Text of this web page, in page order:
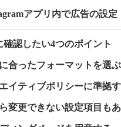
アプリ内で広告の設定
確認したい4つのポイント
合ったフォーマットを選ぶ
イティブポリシーに準拠
変更できない設定項目も